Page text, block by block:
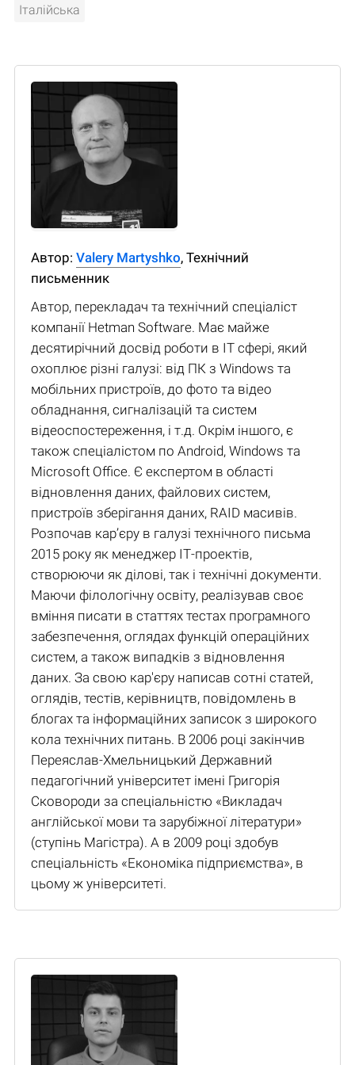
Італійська
Автор: Valery Martyshko, Технічний
письменник
Автор, перекладач та технічний спеціаліст
компанії Hetman Software. Має майже
десятирічний досвід роботи в IT сфері, який
охоплює різні галузі: від ПК з Windows та
мобільних пристроїв, до фото та відео
обладнання, сигналізацій та систем
відеоспостереження, і т.д. Окрім іншого, є
також спеціалістом по Android, Windows та
Microsoft Office. Є експертом в області
відновлення даних, файлових систем,
пристроїв зберігання даних, RAID масивів.
Розпочав кар’єру в галузі технічного письма
2015 року як менеджер ІТ-проектів,
створюючи як ділові, так і технічні документи.
Маючи філологічну освіту, реалізував своє
вміння писати в статтях тестах програмного
забезпечення, оглядах функцій операційних
систем, а також випадків з відновлення
даних. За свою кар'єру написав сотні статей,
оглядів, тестів, керівництв, повідомлень в
блогах та інформаційних записок з широкого
кола технічних питань. В 2006 році закінчив
Переяслав-Хмельницький Державний
педагогічний університет імені Григорія
Сковороди за спеціальністю «Викладач
англійської мови та зарубіжної літератури»
(ступінь Магістра). А в 2009 році здобув
спеціальність «Економіка підприємства», в
цьому ж університеті.